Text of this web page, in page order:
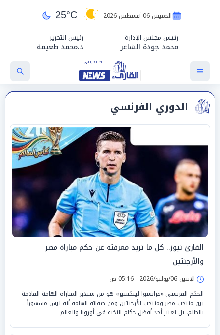
الخميس 06 أغسطس 2026 25°C
رئيس مجلس الإدارة
محمد جودة الشاعر
رئيس التحرير
د.محمد طعيمة
الدوري الفرنسي
القارئ نيوز.. كل ما تريد معرفته عن حكم مباراة مصر
والأرجنتين
الإثنين 06/يوليو/2026 - 05:16 ص
الحكم الفرنسي «فرانسوا ليتكسير» هو من سيدير المباراة الهامة القادمة
بين منتخب مصر ومنتخب الأرچنتين ومن صفاته الهامة أنه ليس مشهوراً
بالظلم، بل يُعتبر أحد أفضل حكام النخبة في أوروبا والعالم